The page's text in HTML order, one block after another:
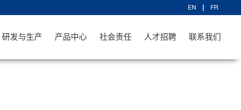
EN FR
研发与生产 产品中心 社会责任 人才招聘 联系我们